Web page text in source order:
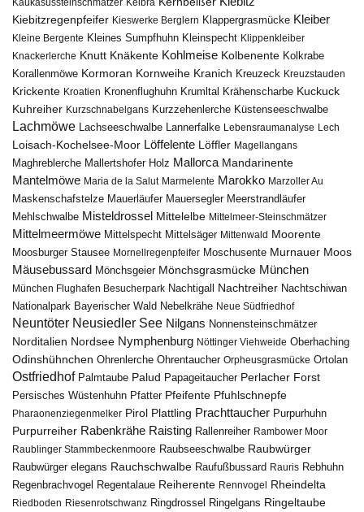
Kaukasussteinschmätzer Kelbra
Kiebitzregenpfeifer Kieswerke Berglern Klappergrasmücke Kleiber
Kleine Bergente Kleines Sumpfhuhn Kleinspecht Klippenkleiber
Knackerlerche Knutt Knäkente Kohlmeise Kolbenente Kolkrabe
Korallenmöwe Kormoran Kornweihe Kranich Kreuzeck Kreuzstauden
Krickente Kroatien Kronenflughuhn Krumltal Krähenscharbe Kuckuck
Kuhreiher Kurzschnabelgans Kurzzehenlerche Küstenseeschwalbe
Lachmöwe Lachseeschwalbe Lannerfalke Lebensraumanalyse Lech
Loisach-Kochelsee-Moor Löffelente Löffler Magellangans
Maghreblerche Mallertshofer Holz Mallorca Mandarinente
Mantelmöwe Maria de la Salut Marmelente Marokko Marzoller Au
Maskenschafstelze Mauerläufer Mauersegler Meerstrandläufer
Mehlschwalbe Misteldrossel Mittelelbe Mittelmeer-Steinschmätzer
Mittelmeermöwe Mittelspecht Mittelsäger Mittenwald Moorente
Moosburger Stausee Mornellregenpfeifer Moschusente Murnauer Moos
Mäusebussard Mönchsgeier Mönchsgrasmücke München
München Flughafen Besucherpark Nachtigall Nachtreiher Nachtschiwan
Nationalpark Bayerischer Wald Nebelkrähe Neue Südfriedhof
Neuntöter Neusiedler See Nilgans Nonnensteinschmätzer
Norditalien Nordsee Nymphenburg Nöttinger Viehweide Oberhaching
Odinshühnchen Ohrenlerche Ohrentaucher Orpheusgrasmücke Ortolan
Ostfriedhof Palmtaube Palud Papageitaucher Perlacher Forst
Persisches Wüstenhuhn Pfatter Pfeifente Pfuhlschnepfe
Pharaonenziegenmelker Pirol Plattling Prachttaucher Purpurhuhn
Purpurreiher Rabenkrähe Raisting Rallenreiher Rambower Moor
Raublinger Stammbeckenmoore Raubseeschwalbe Raubwürger
Raubwürger elegans Rauchschwalbe Raufußbussard Rauris Rebhuhn
Regenbrachvogel Regentalaue Reiherente Rennvogel Rheindelta
Riedboden Riesenrotschwanz Ringdrossel Ringelgans Ringeltaube